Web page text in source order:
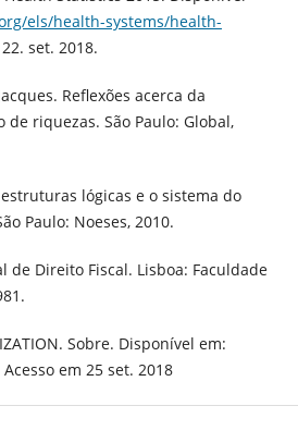
els/health-systems/health-
set. 2018.
Reflexões acerca da
riquezas. São Paulo: Global,
estruturas lógicas e o sistema do
Paulo: Noeses, 2010.
de Direito Fiscal. Lisboa: Faculdade
Sobre. Disponível em:
Acesso em 25 set. 2018